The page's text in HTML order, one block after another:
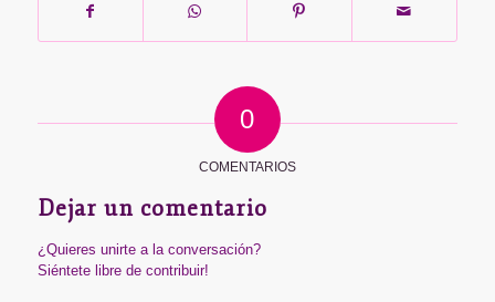
0
COMENTARIOS
Dejar un comentario
¿Quieres unirte a la conversación?
Siéntete libre de contribuir!